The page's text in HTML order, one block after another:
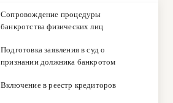
Сопровождение процедуры
банкротства физических лиц
Подготовка заявления в суд о
признании должника банкротом
Включение в реестр кредиторов